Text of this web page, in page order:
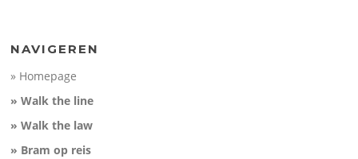
NAVIGEREN
» Homepage
» Walk the line
» Walk the law
» Bram op reis